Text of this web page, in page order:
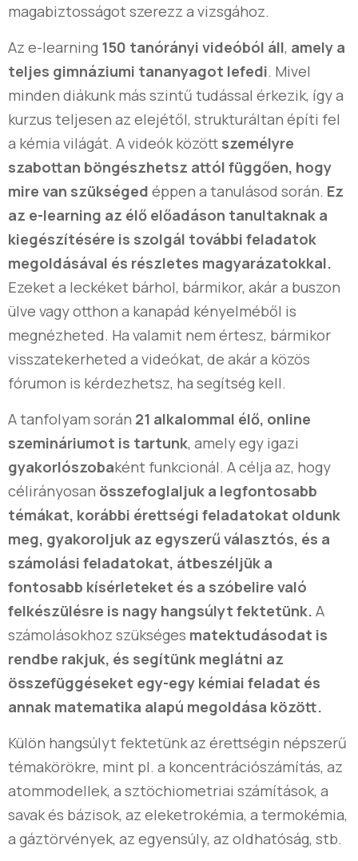
magabiztosságot szerezz a vizsgához.
Az e-learning 150 tanórányi videóból áll, amely a
teljes gimnáziumi tananyagot lefedi. Mivel
minden diákunk más szintű tudással érkezik, így a
kurzus teljesen az elejétől, strukturáltan építi fel
a kémia világát. A videók között személyre
szabottan böngészhetsz attól függően, hogy
mire van szükséged éppen a tanulásod során. Ez
az e-learning az élő előadáson tanultaknak a
kiegészítésére is szolgál további feladatok
megoldásával és részletes magyarázatokkal.
Ezeket a leckéket bárhol, bármikor, akár a buszon
ülve vagy otthon a kanapád kényelméből is
megnézheted. Ha valamit nem értesz, bármikor
visszatekerheted a videókat, de akár a közös
fórumon is kérdezhetsz, ha segítség kell.
A tanfolyam során 21 alkalommal élő, online
szemináriumot is tartunk, amely egy igazi
gyakorlószobaként funkcionál. A célja az, hogy
célirányosan összefoglaljuk a legfontosabb
témákat, korábbi érettségi feladatokat oldunk
meg, gyakoroljuk az egyszerű választós, és a
számolási feladatokat, átbeszéljük a
fontosabb kísérleteket és a szóbelire való
felkészülésre is nagy hangsúlyt fektetünk. A
számolásokhoz szükséges matektudásodat is
rendbe rakjuk, és segítünk meglátni az
összefüggéseket egy-egy kémiai feladat és
annak matematika alapú megoldása között.
Külön hangsúlyt fektetünk az érettségin népszerű
témakörökre, mint pl. a koncentrációszámítás, az
atommodellek, a sztöchiometriai számítások, a
savak és bázisok, az eleketrokémia, a termokémia,
a gáztörvények, az egyensúly, az oldhatóság, stb.